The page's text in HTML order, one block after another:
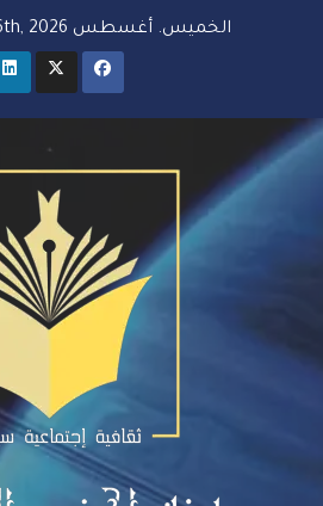
الخميس. أغسطس 6th, 2026